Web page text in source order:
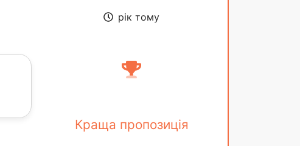
рік тому
Краща пропозиція